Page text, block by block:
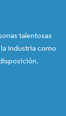
talentosas
industria como